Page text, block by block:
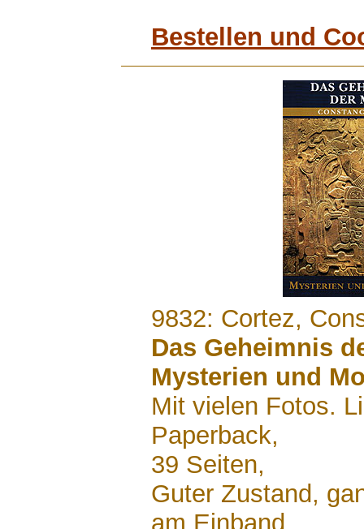
Bestellen und
9832: Cortez,
Das Geheimnis
Mysterien und
Mit vielen Fotos.
Paperback,
39 Seiten,
Guter Zustand,
am Einband